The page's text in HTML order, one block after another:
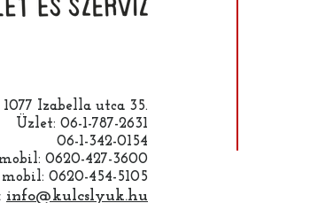
1077 Izabella utca 35.
Üzlet: 06-1-787-2631
06-1-342-0154
0620-427-3600
0620-454-5105
info@kulcslyuk.hu